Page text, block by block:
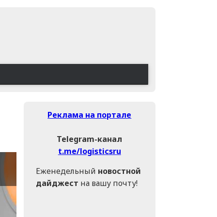
Реклама на портале
Telegram-канал
t.me/logisticsru
Еженедельный новостной
дайджест на вашу почту!